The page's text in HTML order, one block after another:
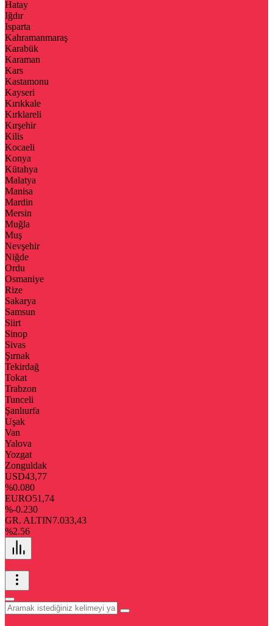
Hatay
Iğdır
Isparta
Kahramanmaraş
Karabük
Karaman
Kars
Kastamonu
Kayseri
Kırıkkale
Kırklareli
Kırşehir
Kilis
Kocaeli
Konya
Kütahya
Malatya
Manisa
Mardin
Mersin
Muğla
Muş
Nevşehir
Niğde
Ordu
Osmaniye
Rize
Sakarya
Samsun
Siirt
Sinop
Sivas
Şırnak
Tekirdağ
Tokat
Trabzon
Tunceli
Şanlıurfa
Uşak
Van
Yalova
Yozgat
Zonguldak
USD43,77
%0.080
EURO51,74
%-0.230
GR. ALTIN7.033,43
%2.56